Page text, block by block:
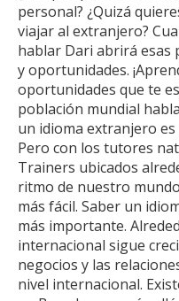
personal? ¿Quizá
viajar al extranjero?
hablar Dari abrirá esas
y oportunidades.
oportunidades que te
población mundial
un idioma extranjero
Pero con los tutores
Trainers ubicados
ritmo de nuestro
más fácil. Saber un
más importante.
internacional sigue
negocios y las
nivel internacional.